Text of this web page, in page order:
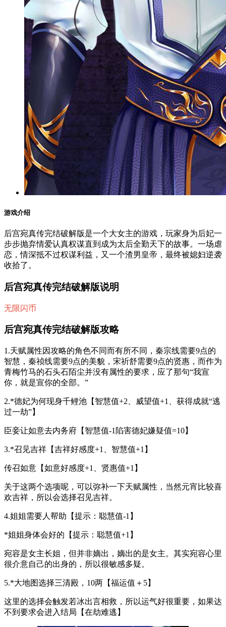
游戏介绍
后宫宛真传完结破解版是一个大女主的游戏，玩家身为后妃一
步步抛弃情爱认真权谋直到成为太后全勤天下的故事。一场虐
恋，情深抵不过权谋利益，又一个渣男皇帝，最终被媳妇逆袭
收拾了。
后宫宛真传完结破解版说明
无限闪币
后宫宛真传完结破解版攻略
1.天赋属性因攻略的角色不同而有所不同，秦宗线需要9点的
智慧，秦祯线需要9点的美貌，宋祈舒需要9点的贤惠，而作为
青梅竹马的石头石陌尘并没有属性的要求，应了那句“我宣
你，就是宣你的全部。”
2.*德妃为何现身千鲤池【智慧值+2、威望值+1、获得成就“逃
过一劫”】
臣妾让如意去内务府【智慧值-1陷害德妃嫌疑值=10】
3.*召见吉祥【吉祥好感度+1、智慧值+1】
传召如意【如意好感度+1、贤惠值+1】
关于这两个选项呢，可以弥补一下天赋属性，当然元宵比较喜
欢吉祥，所以会选择召见吉祥。
4.姐姐需要人帮助【提示：聪慧值-1】
*姐姐身体会好的【提示：聪慧值+1】
宛容是女主长姐，但并非嫡出，嫡出的是女主。其实宛容心里
很介意自己的出身的，所以很敏感多疑。
5.*大地图选择三清殿，10两【福运值＋5】
这里的选择会触发若冰出言相救，所以运气好很重要，如果达
不到要求会进入结局【在劫难逃】